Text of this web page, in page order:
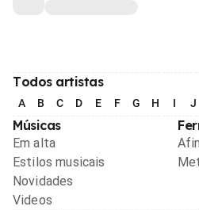
Todos artistas
A B C D E F G H I J
Músicas
Em alta
Estilos musicais
Novidades
Videos